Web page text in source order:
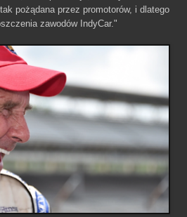
pożądana przez promotorów, i dlatego
zawodów IndyCar."